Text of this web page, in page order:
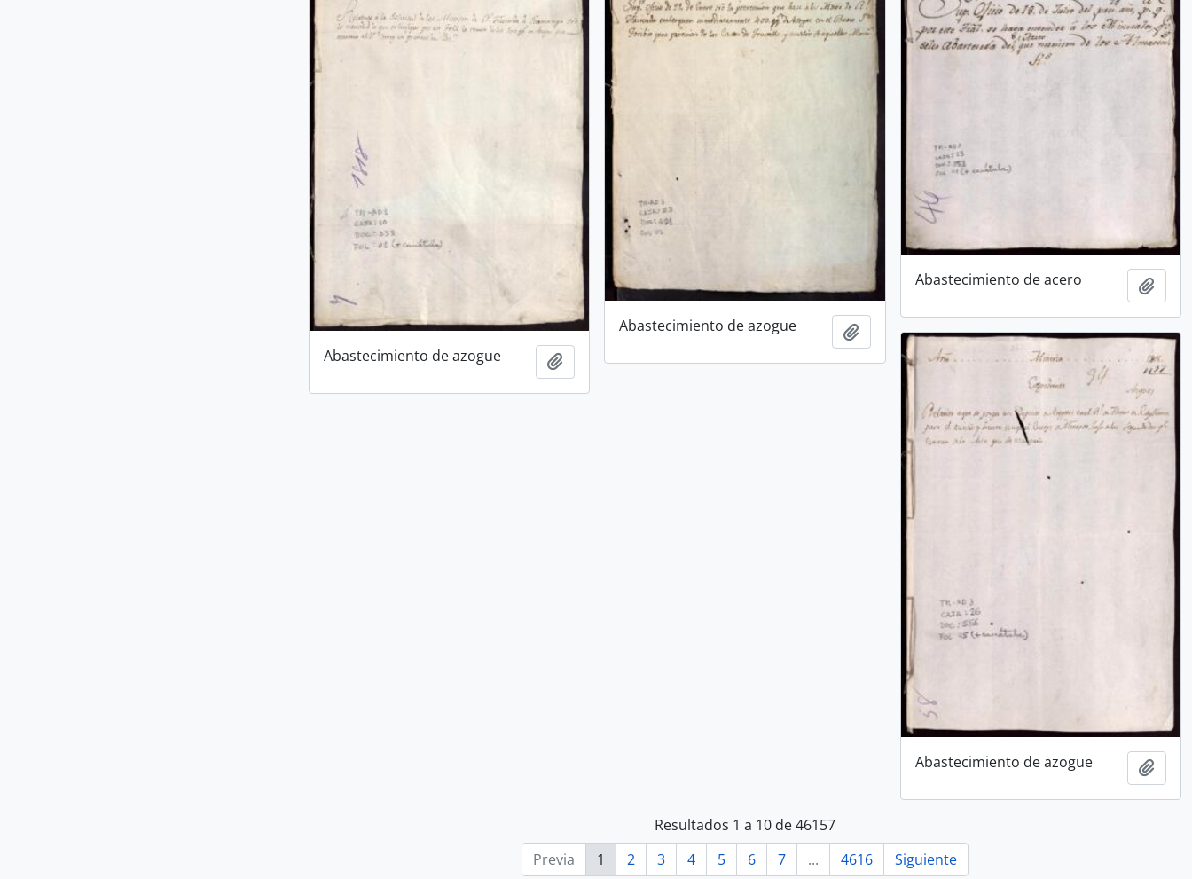
Abastecimiento de acero
Abastecimiento de azogue
Añadir al portapapeles
Abastecimiento de azogue
Añadir al portapapeles
Abastecimiento de azogue
Resultados 1 a 10 de 46157
Previa
1 2 3 4 5 6 7 ... 4616 Siguiente